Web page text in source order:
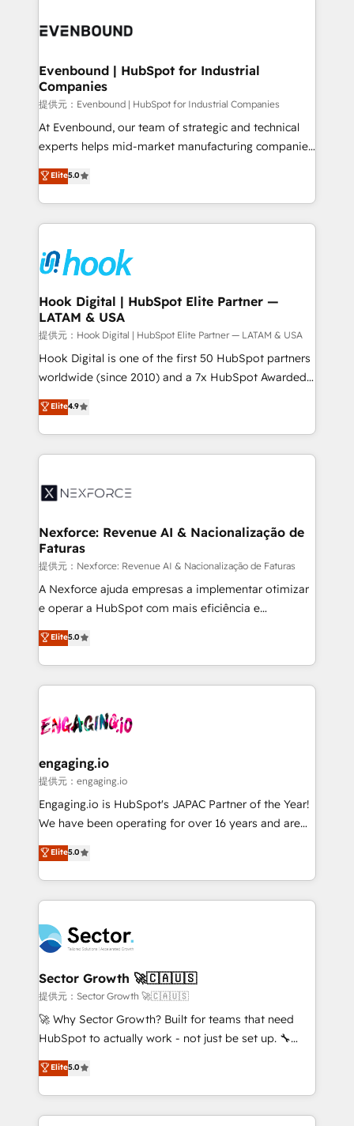
to accompany companies on their digital
Data & Content 📈 Sales & Marketing Alignment +
Agent Creation 🔄 Custom Integrations & Data
Migration Why 1406 We become part of your team.
Your team learns while we build. We fix what others
broke. Built for mid-market reality—practical
solutions that work with your actual headcount and
HubSpot partners 🔄 Top 5% globally in client
retention 📅 8+ years of consistent results since 2017
move beyond spreadsheets into unified systems
that drive real business results.
Evenbound | HubSpot for Industrial
Companies
提供元：Evenbound | HubSpot for Industrial Companies
At Evenbound, our team of strategic and technical
experts helps mid-market manufacturing companies
achieve real growth. We specialize in delivering
tailored solutions that drive results by leveraging
HubSpot’s platform and data to fuel success.
Technical Solutions: - HubSpot Technical Consulting -
Onboarding - Data Migration & Integrations -
Technical Audit & Optimization Strategic Solutions: -
Revenue Operations - Inbound Marketing -
Outbound Marketing - HubSpot CMS Website
Design & Development We empower our clients to
reach their full potential by providing transparent,
relationship-driven support. With over 300 HubSpot
technical know-how and strategic guidance you
need to succeed.
Elite5.0
Hook Digital | HubSpot Elite Partner —
LATAM & USA
提供元：Hook Digital | HubSpot Elite Partner — LATAM & USA
Hook Digital is one of the first 50 HubSpot partners
worldwide (since 2010) and a 7x HubSpot Awarded
Elite Partner. With 500+ projects across the U.S.,
Brazil, and LATAM, we combine global expertise with
regional experience. Today, we are Brazil’s largest
HubSpot Elite Partner—trusted by companies across
Implementation & Migration Onboarding across all
Station, Freshdesk, Intercom, and more. Custom
objects, automations, and integrations built for
growth. 🚀 AI-Driven GTM Orchestration Unify
HubSpot with LinkedIn, WhatsApp, email, paid
media, and AI voice to drive pipeline. 🤖 AI Custom
prospecting, follow-ups, service triage, and
knowledge retrieval—built in HubSpot. ⚡ Fast-Track
advanced optimization & adoption 📍 São Paulo, BR
• Des Moines, IA • New York, NY
Elite4.9
Nexforce: Revenue AI & Nacionalização de
Faturas
提供元：Nexforce: Revenue AI & Nacionalização de Faturas
A Nexforce ajuda empresas a implementar otimizar
e operar a HubSpot com mais eficiência e
previsibilidade de receita. Combinamos Revenue
Operations (RevOps) e Inteligência Artificial para
estruturar processos integrar sistemas organizar
dados e automatizar operações. O objetivo é
operacional de receita conectando equipes
Também somos distribuidores oficiais da HubSpot
e de mais de 150 softwares globais permitindo
contratar e pagar a HubSpot em reais com nota
fiscal no Brasil e gerar economia de até 50% na
Oferecemos ainda agentes de IA especializados em
HubSpot que automatizam tarefas executam rotinas
empresas em 13 países utilizam a Nexforce. Somos
a maior parceira da HubSpot na América Latina e
líder no ranking global de sucesso do cliente da
HubSpot.
Elite5.0
engaging.io
提供元：engaging.io
Engaging.io is HubSpot's JAPAC Partner of the Year!
We have been operating for over 16 years and are
one of HubSpot's most experienced and technically
capable Agency Partners globally. We specialise in
complex CRM migrations, implementations,
integrations, custom CMS portal development,
businesses. Our teams are based in North America
and APAC. We are HubSpot's top-ranked Advanced
Implementation Certified Partner and we contribute
to their advisory council. We strive to do 'good work
with good people' and have worked with incredible
brands. You can see some of them on our website,
Elite5.0
Sector Growth 🚀🇨🇦🇺🇸
提供元：Sector Growth 🚀🇨🇦🇺🇸
🚀 Why Sector Growth? Built for teams that need
HubSpot to actually work - not just be set up. 🔧
HubSpot Experts: Onboarding, migrations,
automation, and training built for adoption. ⚡ Highly
Technical Execution: ERP, EMR and Custom
Integrations; complex builds delivered in weeks, not
Elite5.0